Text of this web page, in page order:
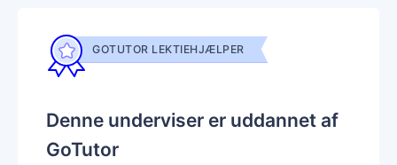
GOTUTOR LEKTIEHJÆLPER
Denne underviser er uddannet af
GoTutor